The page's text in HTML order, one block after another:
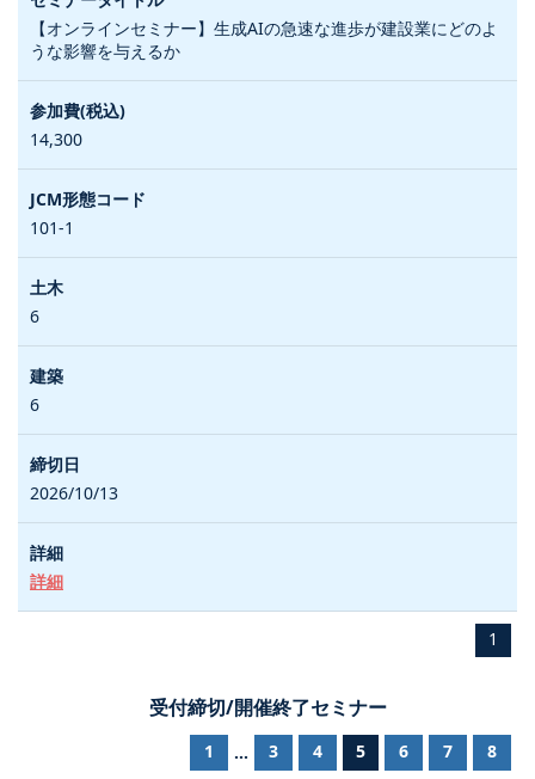
【オンラインセミナー】生成AIの急速な進歩が建設業にどのよ
うな影響を与えるか
14,300
101-1
6
6
2026/10/13
詳細
1
受付締切/開催終了セミナー
1 ... 3 4 5 6 7 8